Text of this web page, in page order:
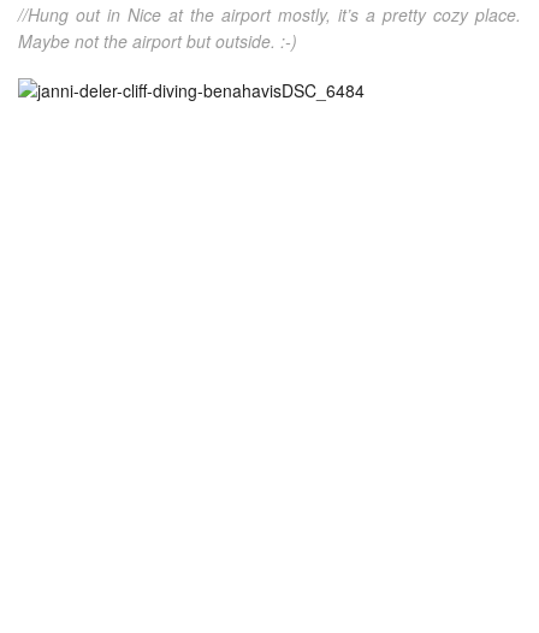
//Hung out in Nice at the airport mostly, it’s a pretty cozy place.
Maybe not the airport but outside. :-)